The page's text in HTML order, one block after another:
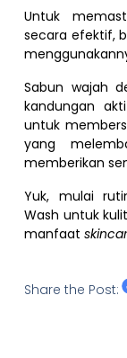
Untuk
secara efektif,
Sabun wajah
kandungan
untuk
yang
memberikan
Yuk, mulai
Wash untuk
manfaat
Share the Post: